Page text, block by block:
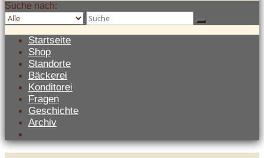
Suche nach:
Startseite
Shop
Standorte
Bäckerei
Konditorei
Fragen
Geschichte
Archiv